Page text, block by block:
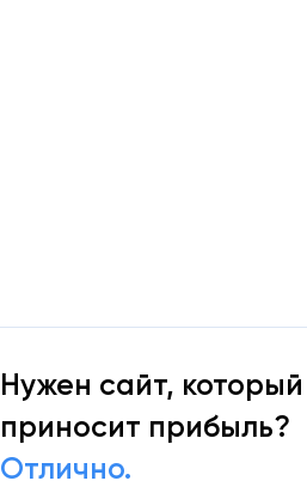
Нужен сайт, который
приносит прибыль?
Отлично.